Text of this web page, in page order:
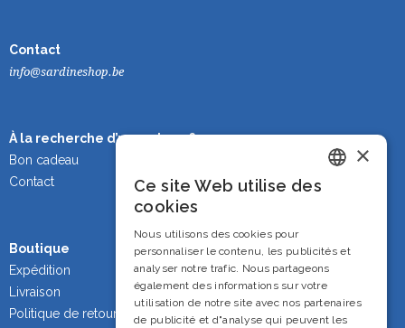
Contact
info@sardineshop.be
À la recherche d’un cadeau ?
Bon cadeau
Contact
Boutique
Expédition
Livraison
Politique de retour
×
Ce site Web utilise des
cookies
Nous utilisons des cookies pour
personnaliser le contenu, les publicités et
analyser notre trafic. Nous partageons
également des informations sur votre
utilisation de notre site avec nos partenaires
de publicité et d"analyse qui peuvent les